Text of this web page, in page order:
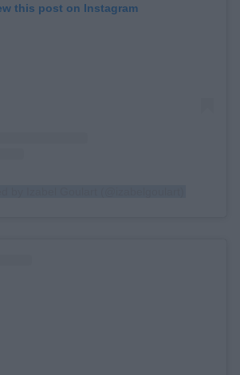
this post on Instagram